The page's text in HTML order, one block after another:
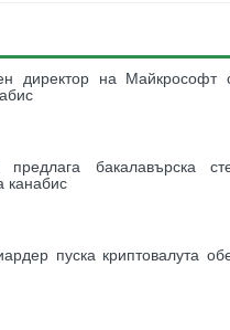
директор на Майкрософт
предлага бакалавърска
канабис
пуска криптовалута